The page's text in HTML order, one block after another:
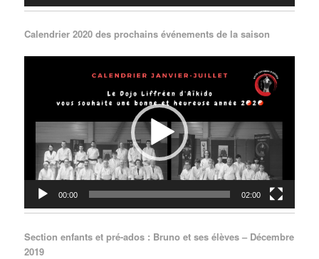
Calendrier 2020 des prochains événements de la saison
00:00 02:00
Section enfants et pré-ados : Bruno et ses élèves – Décembre
2019